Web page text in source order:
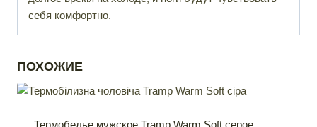
себя комфортно.
ПОХОЖИЕ
Термобелье мужское Tramp Warm Soft серое